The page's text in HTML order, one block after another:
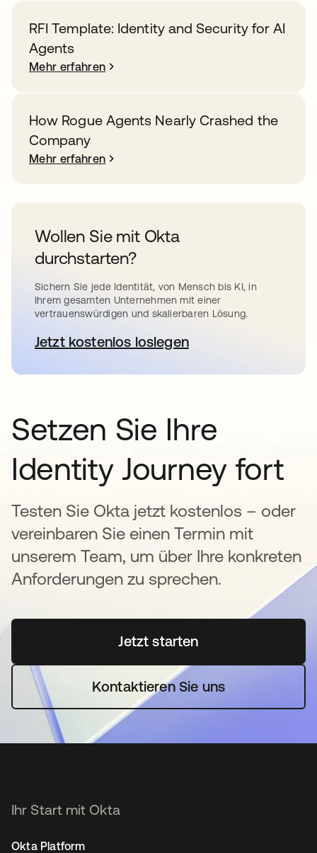
RFI Template: Identity and Security for AI
Agents
Mehr erfahren
How Rogue Agents Nearly Crashed the
Company
Mehr erfahren
Wollen Sie mit Okta
durchstarten?
Sichern Sie jede Identität, von Mensch bis KI, in
Ihrem gesamten Unternehmen mit einer
vertrauenswürdigen und skalierbaren Lösung.
Jetzt kostenlos loslegen
wird in einer neuen
Setzen Sie Ihre
Identity Journey fort
Testen Sie Okta jetzt kostenlos – oder
vereinbaren Sie einen Termin mit
unserem Team, um über Ihre konkreten
Anforderungen zu sprechen.
Jetzt startenwird in einer neuen
Kontaktieren Sie uns
Ihr Start mit Okta
Okta Platform